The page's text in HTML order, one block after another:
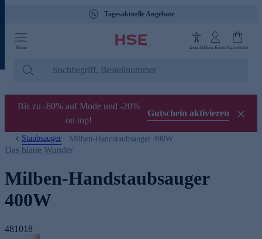
Tagesaktuelle Angebote
Menü AnsichtMein KontoWarenkorb
Bis zu -60% auf Mode und -20%
on top!
Gutschein aktivieren
Staubsauger Milben-Handstaubsauger 400W
Das blaue Wunder
Milben-Handstaubsauger
400W
481018